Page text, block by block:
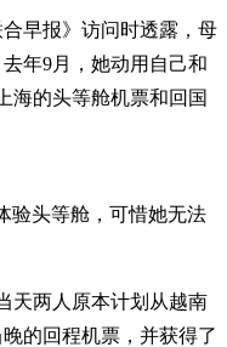
早报》访问时透露，母
年9月，她动用自己和
海的头等舱机票和回国
验头等舱，可惜她无法
天两人原本计划从越南
的回程机票，并获得了